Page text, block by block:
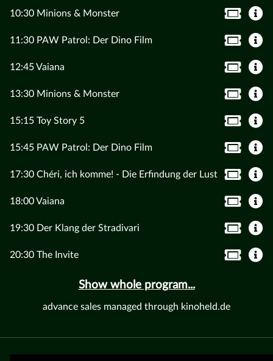
10:30 Minions & Monster
11:30 PAW Patrol: Der Dino Film
12:45 Vaiana
13:30 Minions & Monster
15:15 Toy Story 5
15:45 PAW Patrol: Der Dino Film
17:30 Chéri, ich komme! - Die Erfindung der Lust
18:00 Vaiana
19:30 Der Klang der Stradivari
20:30 The Invite
Show whole program...
advance sales managed through kinoheld.de